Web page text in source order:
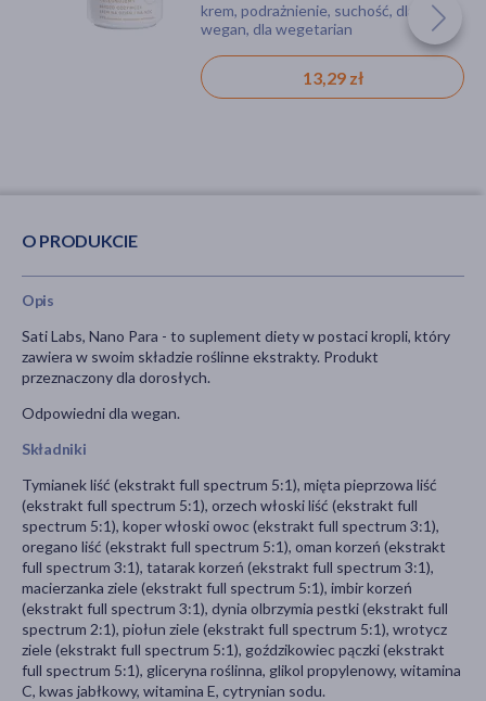
krem, podrażnienie, suchość, dla
wegan, dla wegetarian
13,29 zł
O PRODUKCIE
Opis
Sati Labs, Nano Para - to suplement diety w postaci kropli, który
zawiera w swoim składzie roślinne ekstrakty. Produkt
przeznaczony dla dorosłych.
Odpowiedni dla wegan.
Składniki
Tymianek liść (ekstrakt full spectrum 5:1), mięta pieprzowa liść
(ekstrakt full spectrum 5:1), orzech włoski liść (ekstrakt full
spectrum 5:1), koper włoski owoc (ekstrakt full spectrum 3:1),
oregano liść (ekstrakt full spectrum 5:1), oman korzeń (ekstrakt
full spectrum 3:1), tatarak korzeń (ekstrakt full spectrum 3:1),
macierzanka ziele (ekstrakt full spectrum 5:1), imbir korzeń
(ekstrakt full spectrum 3:1), dynia olbrzymia pestki (ekstrakt full
spectrum 2:1), piołun ziele (ekstrakt full spectrum 5:1), wrotycz
ziele (ekstrakt full spectrum 5:1), goździkowiec pączki (ekstrakt
full spectrum 5:1), gliceryna roślinna, glikol propylenowy, witamina
C, kwas jabłkowy, witamina E, cytrynian sodu.